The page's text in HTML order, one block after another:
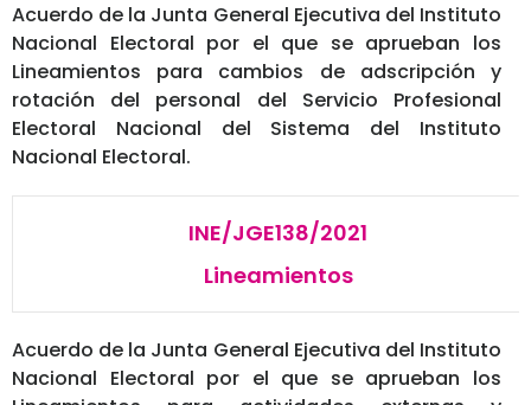
Acuerdo de la Junta General Ejecutiva del Instituto
Nacional Electoral por el que se aprueban los
Lineamientos para cambios de adscripción y
rotación del personal del Servicio Profesional
Electoral Nacional del Sistema del Instituto
Nacional Electoral.
INE/JGE138/2021
Lineamientos
Acuerdo de la Junta General Ejecutiva del Instituto
Nacional Electoral por el que se aprueban los